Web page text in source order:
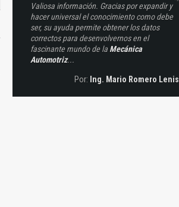
Valiosa información. Gracias por expandir y
hacer universal el conocimiento como debe
ser, su ayuda permite obtener los datos
correctos para desenvolvernos en el
fascinante mundo de la Mecánica
Automotriz...
Por: Ing. Mario Romero Lenis